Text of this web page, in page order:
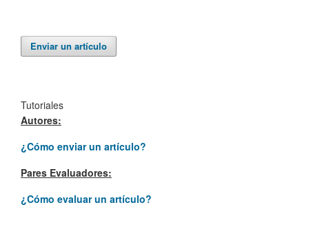
Enviar un artículo
Tutoriales
Autores:
¿Cómo enviar un artículo?
Pares Evaluadores:
¿Cómo evaluar un artículo?